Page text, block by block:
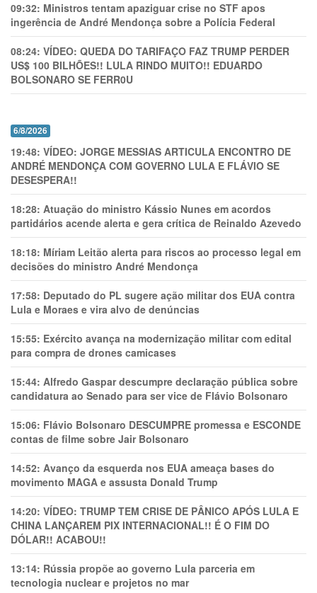
09:32: Ministros tentam apaziguar crise no STF apos
ingerência de André Mendonça sobre a Polícia Federal
08:24: VÍDEO: QUEDA DO TARIFAÇO FAZ TRUMP PERDER
US$ 100 BILHÕES!! LULA RINDO MUITO!! EDUARDO
BOLSONARO SE FERR0U
6/8/2026
19:48: VÍDEO: JORGE MESSIAS ARTICULA ENCONTRO DE
ANDRÉ MENDONÇA COM GOVERNO LULA E FLÁVIO SE
DESESPERA!!
18:28: Atuação do ministro Kássio Nunes em acordos
partidários acende alerta e gera crítica de Reinaldo Azevedo
18:18: Míriam Leitão alerta para riscos ao processo legal em
decisões do ministro André Mendonça
17:58: Deputado do PL sugere ação militar dos EUA contra
Lula e Moraes e vira alvo de denúncias
15:55: Exército avança na modernização militar com edital
para compra de drones camicases
15:44: Alfredo Gaspar descumpre declaração pública sobre
candidatura ao Senado para ser vice de Flávio Bolsonaro
15:06: Flávio Bolsonaro DESCUMPRE promessa e ESCONDE
contas de filme sobre Jair Bolsonaro
14:52: Avanço da esquerda nos EUA ameaça bases do
movimento MAGA e assusta Donald Trump
14:20: VÍDEO: TRUMP TEM CRlSE DE PÂNlCO APÓS LULA E
CHINA LANÇAREM PIX INTERNACIONAL!! É O FIM DO
DÓLAR!! ACABOU!!
13:14: Rússia propõe ao governo Lula parceria em
tecnologia nuclear e projetos no mar